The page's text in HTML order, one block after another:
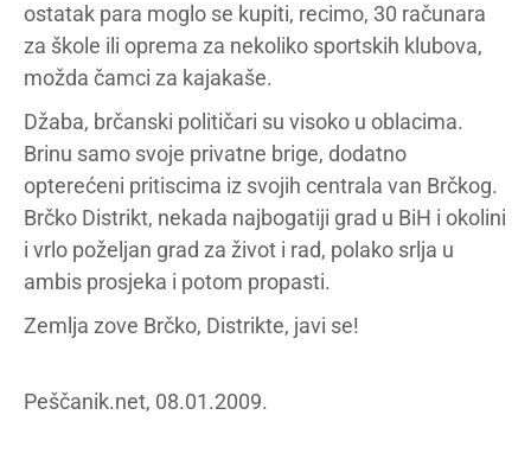
ostatak para moglo se kupiti, recimo, 30 računara
za škole ili oprema za nekoliko sportskih klubova,
možda čamci za kajakaše.
Džaba, brčanski političari su visoko u oblacima.
Brinu samo svoje privatne brige, dodatno
opterećeni pritiscima iz svojih centrala van Brčkog.
Brčko Distrikt, nekada najbogatiji grad u BiH i okolini
i vrlo poželjan grad za život i rad, polako srlja u
ambis prosjeka i potom propasti.
Zemlja zove Brčko, Distrikte, javi se!
Peščanik.net, 08.01.2009.